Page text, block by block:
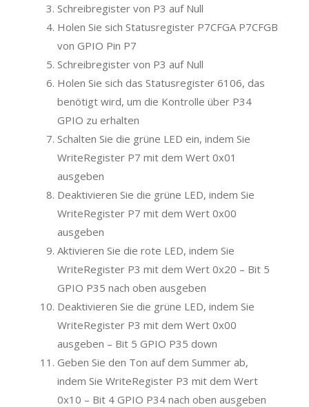
Schreibregister von P3 auf Null
Holen Sie sich Statusregister P7CFGA P7CFGB
von GPIO Pin P7
Schreibregister von P3 auf Null
Holen Sie sich das Statusregister 6106, das
benötigt wird, um die Kontrolle über P34
GPIO zu erhalten
Schalten Sie die grüne LED ein, indem Sie
WriteRegister P7 mit dem Wert 0x01
ausgeben
Deaktivieren Sie die grüne LED, indem Sie
WriteRegister P7 mit dem Wert 0x00
ausgeben
Aktivieren Sie die rote LED, indem Sie
WriteRegister P3 mit dem Wert 0x20 – Bit 5
GPIO P35 nach oben ausgeben
Deaktivieren Sie die grüne LED, indem Sie
WriteRegister P3 mit dem Wert 0x00
ausgeben – Bit 5 GPIO P35 down
Geben Sie den Ton auf dem Summer ab,
indem Sie WriteRegister P3 mit dem Wert
0x10 – Bit 4 GPIO P34 nach oben ausgeben